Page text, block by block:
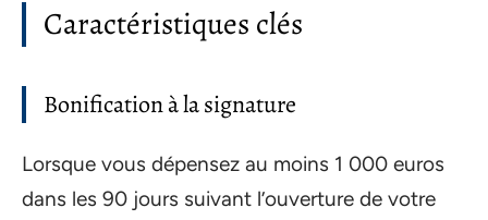
Caractéristiques clés
Bonification à la signature
Lorsque vous dépensez au moins 1 000 euros
dans les 90 jours suivant l’ouverture de votre